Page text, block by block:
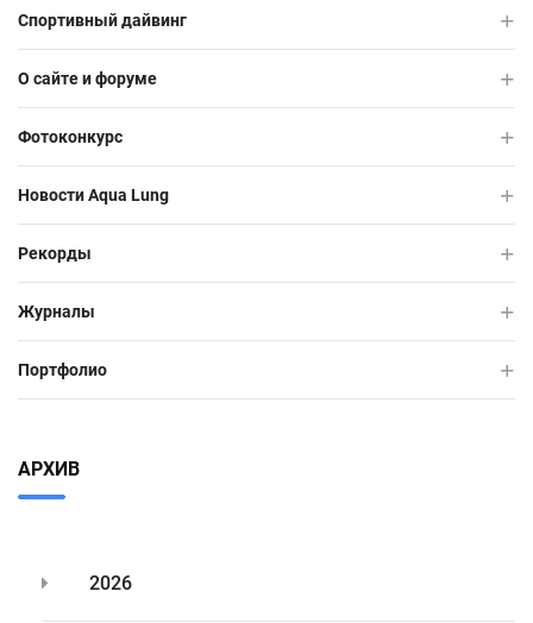
Спортивный дайвинг
О сайте и форуме
Фотоконкурс
Новости Aqua Lung
Рекорды
Журналы
Портфолио
АРХИВ
2026